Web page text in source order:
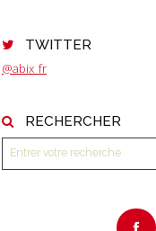
TWITTER
@abix_fr
RECHERCHER